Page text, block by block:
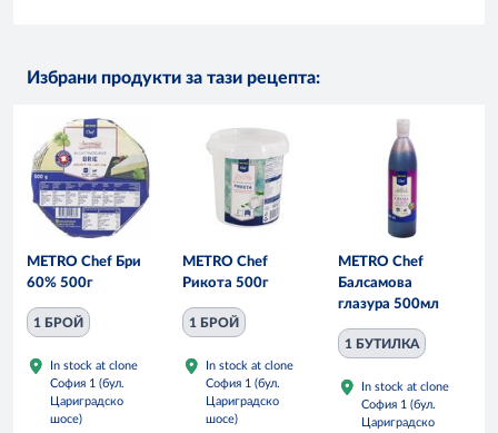
Избрани продукти за тази рецепта:
METRO Chef Бри
60% 500г
1 БРОЙ
In stock at clone
София 1 (бул.
Цариградско
шосе)
METRO Chef
Рикота 500г
1 БРОЙ
In stock at clone
София 1 (бул.
Цариградско
шосе)
METRO Chef
Балсамова
глазура 500мл
1 БУТИЛКА
In stock at clone
София 1 (бул.
Цариградско